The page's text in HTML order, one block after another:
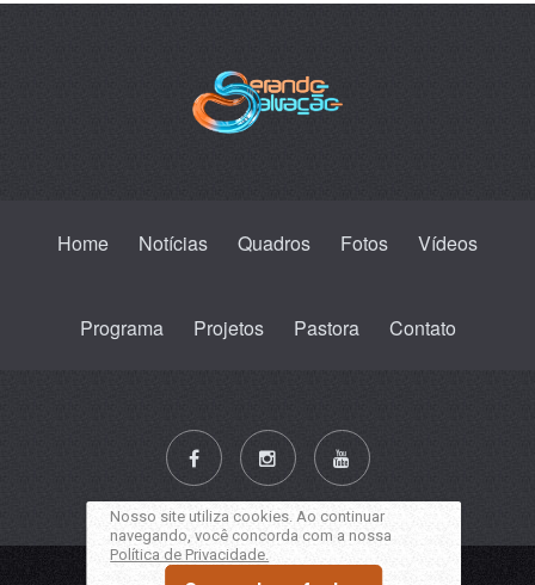
Home Notícias Quadros Fotos Vídeos
Programa Projetos Pastora Contato
Nosso site utiliza cookies. Ao continuar
navegando, você concorda com a nossa
Política de Privacidade.